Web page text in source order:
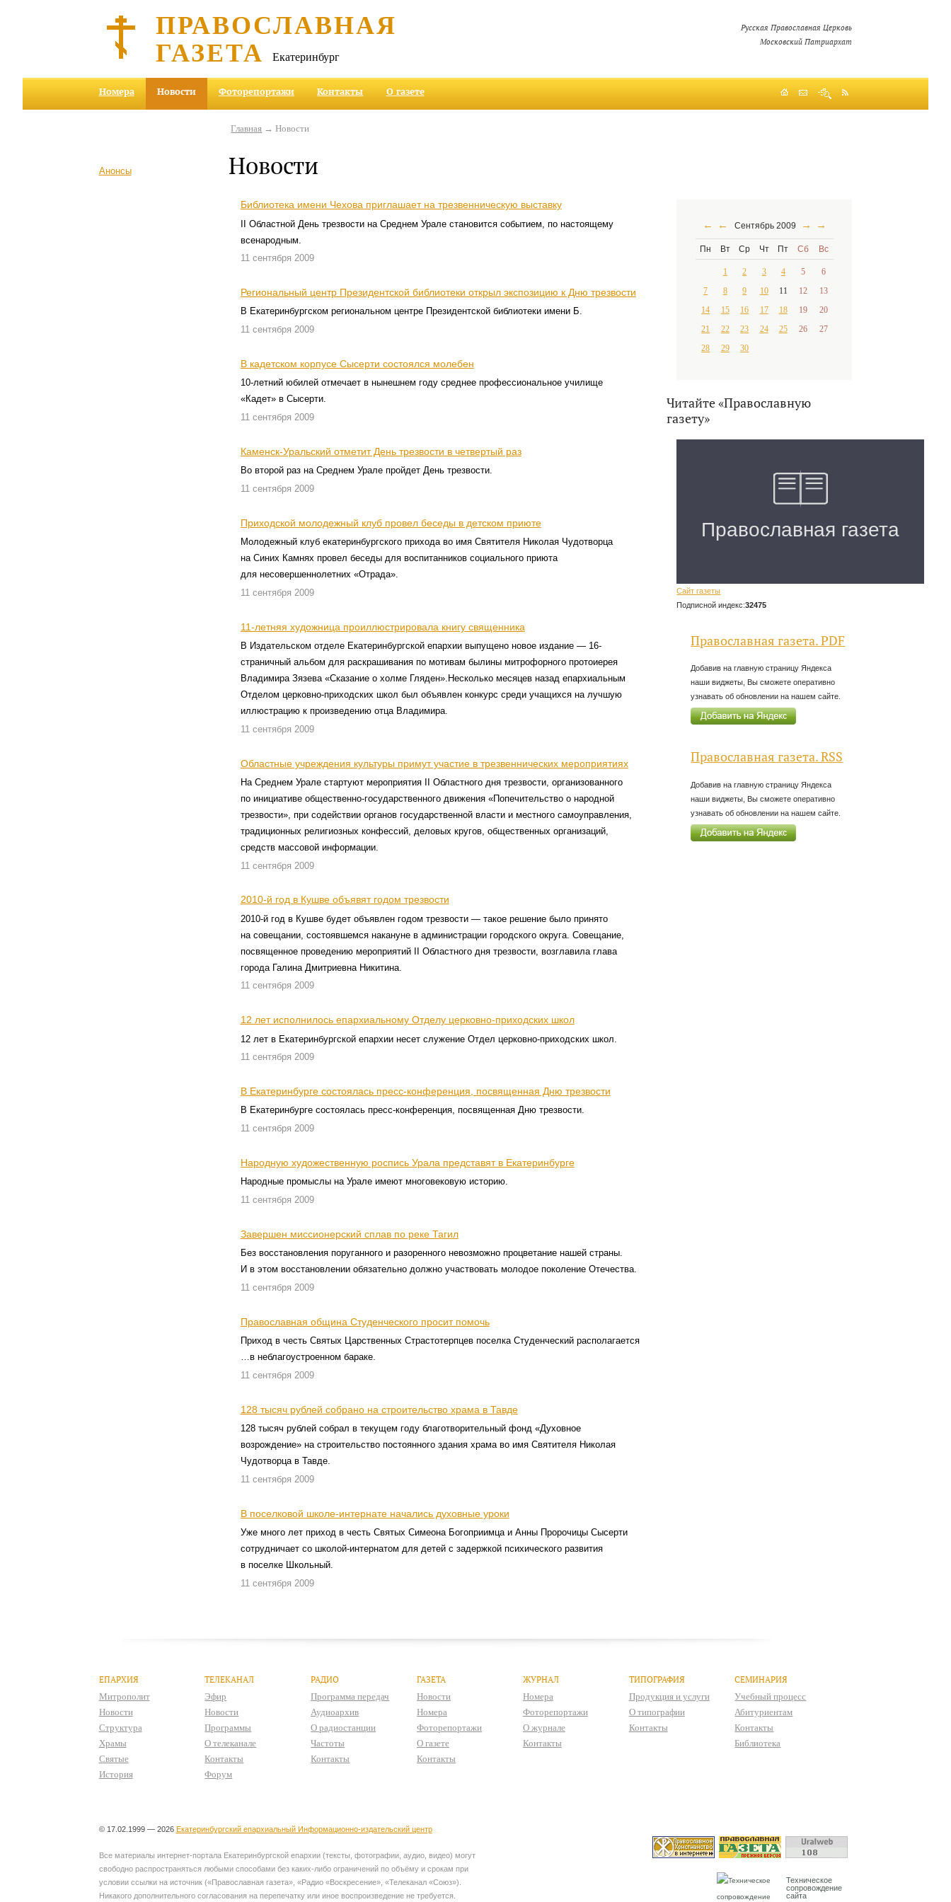
ПРАВОСЛАВНАЯ
ГАЗЕТА Екатеринбург
Русская Православная Церковь
Московский Патриархат
Номера Новости Фоторепортажи Контакты О газете
Анонсы
Главная → Новости
Новости
Библиотека имени Чехова приглашает на трезвенническую выставку
II Областной День трезвости на Среднем Урале становится событием, по настоящему
всенародным.
11 сентября 2009
Региональный центр Президентской библиотеки открыл экспозицию к Дню трезвости
В Екатеринбургском региональном центре Президентской библиотеки имени Б.
11 сентября 2009
В кадетском корпусе Сысерти состоялся молебен
10-летний юбилей отмечает в нынешнем году среднее профессиональное училище
«Кадет» в Сысерти.
11 сентября 2009
Каменск-Уральский отметит День трезвости в четвертый раз
Во второй раз на Среднем Урале пройдет День трезвости.
11 сентября 2009
Приходской молодежный клуб провел беседы в детском приюте
Молодежный клуб екатеринбургского прихода во имя Святителя Николая Чудотворца
на Синих Камнях провел беседы для воспитанников социального приюта
для несовершеннолетних «Отрада».
11 сентября 2009
11-летняя художница проиллюстрировала книгу священника
В Издательском отделе Екатеринбургской епархии выпущено новое издание — 16-
страничный альбом для раскрашивания по мотивам былины митрофорного протоиерея
Владимира Зязева «Сказание о холме Гляден».Несколько месяцев назад епархиальным
Отделом церковно-приходских школ был объявлен конкурс среди учащихся на лучшую
иллюстрацию к произведению отца Владимира.
11 сентября 2009
Областные учреждения культуры примут участие в трезвеннических мероприятиях
На Среднем Урале стартуют мероприятия II Областного дня трезвости, организованного
по инициативе общественно-государственного движения «Попечительство о народной
трезвости», при содействии органов государственной власти и местного самоуправления,
традиционных религиозных конфессий, деловых кругов, общественных организаций,
средств массовой информации.
11 сентября 2009
2010-й год в Кушве объявят годом трезвости
2010-й год в Кушве будет объявлен годом трезвости — такое решение было принято
на совещании, состоявшемся накануне в администрации городского округа. Совещание,
посвященное проведению мероприятий II Областного дня трезвости, возглавила глава
города Галина Дмитриевна Никитина.
11 сентября 2009
12 лет исполнилось епархиальному Отделу церковно-приходских школ
12 лет в Екатеринбургской епархии несет служение Отдел церковно-приходских школ.
11 сентября 2009
В Екатеринбурге состоялась пресс-конференция, посвященная Дню трезвости
В Екатеринбурге состоялась пресс-конференция, посвященная Дню трезвости.
11 сентября 2009
Народную художественную роспись Урала представят в Екатеринбурге
Народные промыслы на Урале имеют многовековую историю.
11 сентября 2009
Завершен миссионерский сплав по реке Тагил
Без восстановления поруганного и разоренного невозможно процветание нашей страны.
И в этом восстановлении обязательно должно участвовать молодое поколение Отечества.
11 сентября 2009
Православная община Студенческого просит помочь
Приход в честь Святых Царственных Страстотерпцев поселка Студенческий располагается
…в неблагоустроенном бараке.
11 сентября 2009
128 тысяч рублей собрано на строительство храма в Тавде
128 тысяч рублей собрал в текущем году благотворительный фонд «Духовное
возрождение» на строительство постоянного здания храма во имя Святителя Николая
Чудотворца в Тавде.
11 сентября 2009
В поселковой школе-интернате начались духовные уроки
Уже много лет приход в честь Святых Симеона Богоприимца и Анны Пророчицы Сысерти
сотрудничает со школой-интернатом для детей с задержкой психического развития
в поселке Школьный.
11 сентября 2009
← ← Сентябрь 2009 → →
Пн Вт Ср Чт Пт Сб Вс
1 2 3 4 5
6
7
8 9 10 11 12
13
14
15 16 17 18 19
20
21
22 23 24 25 26
27
28
29 30
Читайте «Православную
газету»
Сайт газеты
Подписной индекс:32475
Православная газета. PDF
Добавив на главную страницу Яндекса
наши виджеты, Вы сможете оперативно
узнавать об обновлении на нашем сайте.
Православная газета. RSS
Добавив на главную страницу Яндекса
наши виджеты, Вы сможете оперативно
узнавать об обновлении на нашем сайте.
ЕПАРХИЯ
Митрополит
Новости
Структура
Храмы
Святые
История
ТЕЛЕКАНАЛ
Эфир
Новости
Программы
О телеканале
Контакты
Форум
РАДИО
Программа передач
Аудиоархив
О радиостанции
Частоты
Контакты
ГАЗЕТА
Новости
Номера
Фоторепортажи
О газете
Контакты
ЖУРНАЛ
Номера
Фоторепортажи
О журнале
Контакты
ТИПОГРАФИЯ
Продукция и услуги
О типографии
Контакты
СЕМИНАРИЯ
Учебный процесс
Абитуриентам
Контакты
Библиотека
© 17.02.1999 — 2026 Екатеринбургский епархиальный Информационно-издательский центр
Все материалы интернет-портала Екатеринбургской епархии (тексты, фотографии, аудио, видео) могут
свободно распространяться любыми способами без каких-либо ограничений по объёму и срокам при
условии ссылки на источник («Православная газета», «Радио «Воскресение», «Телеканал «Союз»).
Никакого дополнительного согласования на перепечатку или иное воспроизведение не требуется.
Техническое
сопровождение
сайта